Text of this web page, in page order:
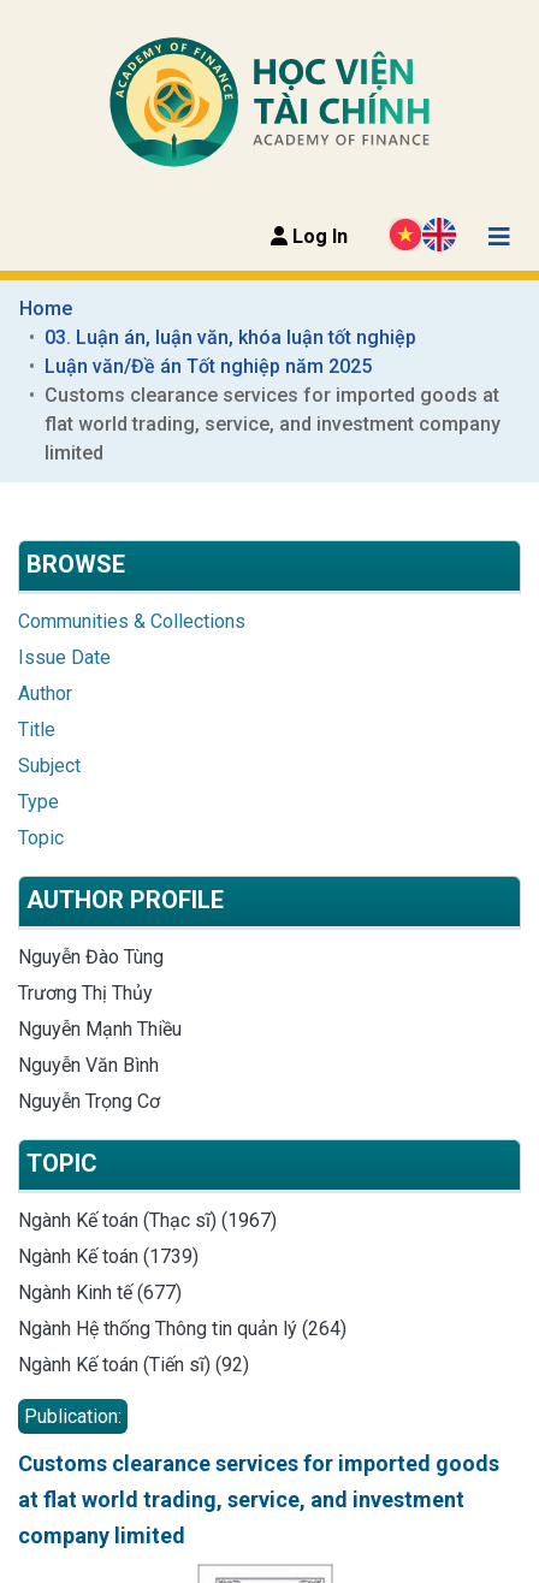
Log In
Home
03. Luận án, luận văn, khóa luận tốt nghiệp
Luận văn/Đề án Tốt nghiệp năm 2025
Customs clearance services for imported goods at
flat world trading, service, and investment company
limited
BROWSE
Communities & Collections
Issue Date
Author
Title
Subject
Type
Topic
AUTHOR PROFILE
Nguyễn Đào Tùng
Trương Thị Thủy
Nguyễn Mạnh Thiều
Nguyễn Văn Bình
Nguyễn Trọng Cơ
TOPIC
Ngành Kế toán (Thạc sĩ) (1967)
Ngành Kế toán (1739)
Ngành Kinh tế (677)
Ngành Hệ thống Thông tin quản lý (264)
Ngành Kế toán (Tiến sĩ) (92)
Publication:
Customs clearance services for imported goods
at flat world trading, service, and investment
company limited